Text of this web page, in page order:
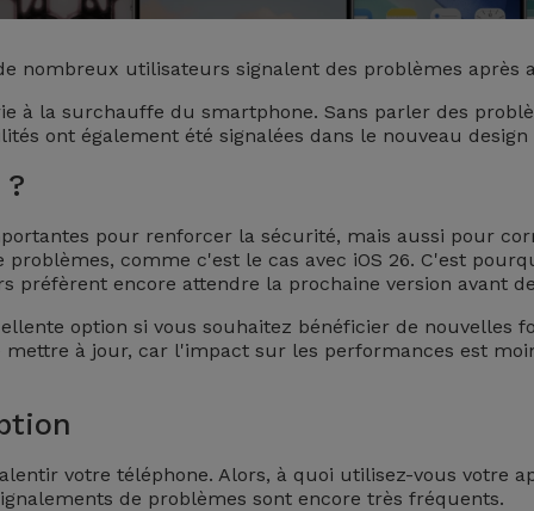
nombreux utilisateurs signalent des problèmes après
à la surchauffe du smartphone. Sans parler des
ont également été signalées dans le nouveau design
pour renforcer la sécurité, mais aussi pour
comme c'est le cas avec iOS 26. C'est
préfèrent encore attendre la prochaine version avant
option si vous souhaitez bénéficier de nouvelles
à jour, car l'impact sur les performances est
votre téléphone. Alors, à quoi utilisez-vous votre
de problèmes sont encore très fréquents.